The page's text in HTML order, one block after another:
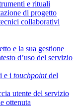
e rituali
di progetto
collaborativi
e la sua gestione
d’uso del servizio
e i touchpointdel
utente del servizio
ottenuta